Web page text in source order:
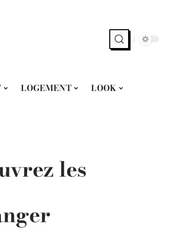
LOGEMENT
LOOK
les